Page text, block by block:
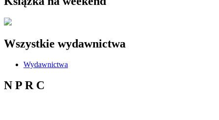
Wszystkie wydawnictwa
Wydawnictwa
N P R C